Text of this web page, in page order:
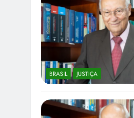
BRASIL JUSTIÇA